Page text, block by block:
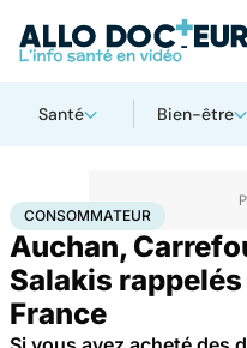
Santé Bien-être
AccueilSantéConsommateur
CONSOMMATEUR
Auchan,
Salakis
France